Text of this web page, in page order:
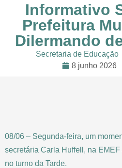
Informativo
Prefeitura
Dilermando
Secretaria de Educação
8 junho 2026
08/06 – Segunda-feira, um
secretária Carla Huffell, na
no turno da Tarde.